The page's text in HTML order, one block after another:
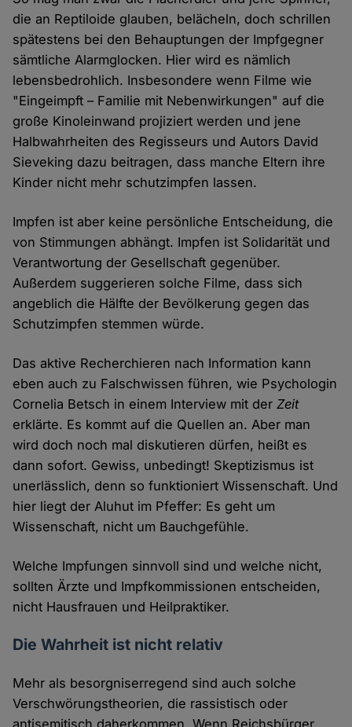
die an Reptiloide glauben, belächeln, doch schrillen
spätestens bei den Behauptungen der Impfgegner
sämtliche Alarmglocken. Hier wird es nämlich
lebensbedrohlich. Insbesondere wenn Filme wie
"Eingeimpft – Familie mit Nebenwirkungen" auf die
große Kinoleinwand projiziert werden und jene
Halbwahrheiten des Regisseurs und Autors David
Sieveking dazu beitragen, dass manche Eltern ihre
Kinder nicht mehr schutzimpfen lassen.
Impfen ist aber keine persönliche Entscheidung, die
von Stimmungen abhängt. Impfen ist Solidarität und
Verantwortung der Gesellschaft gegenüber.
Außerdem suggerieren solche Filme, dass sich
angeblich die Hälfte der Bevölkerung gegen das
Schutzimpfen stemmen würde.
Das aktive Recherchieren nach Information kann
eben auch zu Falschwissen führen, wie Psychologin
Cornelia Betsch in einem Interview mit derZeit
erklärte. Es kommt auf die Quellen an. Aber man
wird doch noch mal diskutieren dürfen, heißt es
dann sofort. Gewiss, unbedingt! Skeptizismus ist
unerlässlich, denn so funktioniert Wissenschaft. Und
hier liegt der Aluhut im Pfeffer: Es geht um
Wissenschaft, nicht um Bauchgefühle.
Welche Impfungen sinnvoll sind und welche nicht,
sollten Ärzte und Impfkommissionen entscheiden,
nicht Hausfrauen und Heilpraktiker.
Die Wahrheit ist nicht relativ
Mehr als besorgniserregend sind auch solche
Verschwörungstheorien, die rassistisch oder